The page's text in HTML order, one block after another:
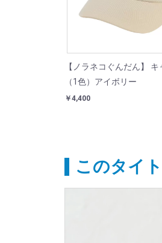
【ノラネコぐんだん】
（1色）アイボリー
￥4,400
このタイ